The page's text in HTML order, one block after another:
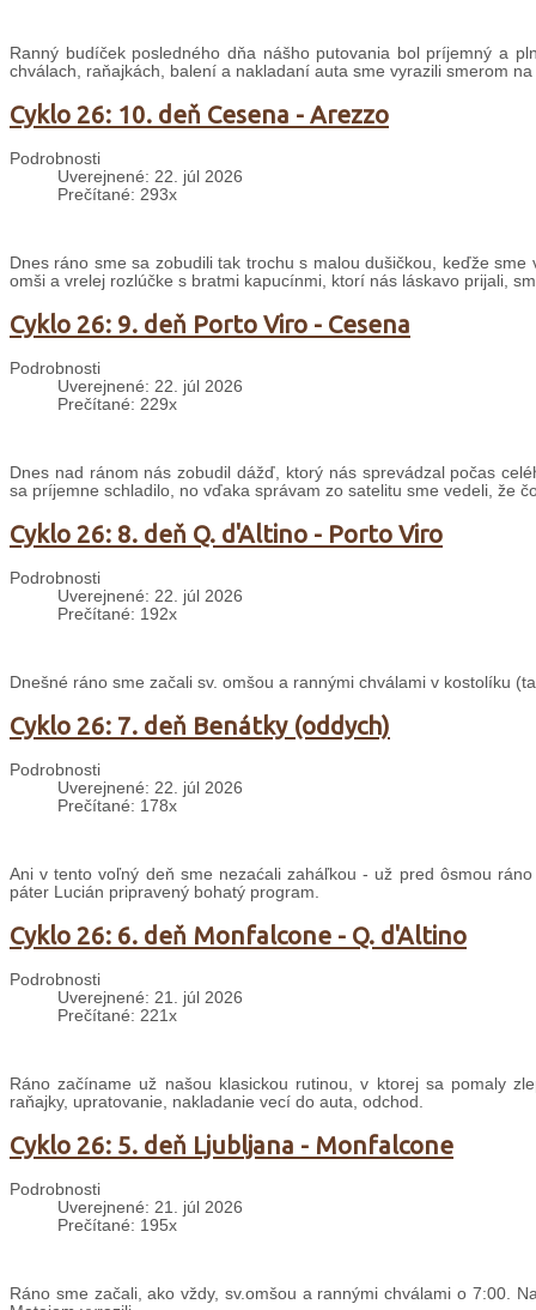
Ranný budíček posledného dňa nášho putovania bol príjemný a
chválach, raňajkách, balení a nakladaní auta sme vyrazili smerom
Cyklo 26: 10. deň Cesena - Arezzo
Podrobnosti
Uverejnené: 22. júl 2026
Prečítané: 293x
Dnes ráno sme sa zobudili tak trochu s malou dušičkou, keďže
omši a vrelej rozlúčke s bratmi kapucínmi, ktorí nás láskavo prijali,
Cyklo 26: 9. deň Porto Viro - Cesena
Podrobnosti
Uverejnené: 22. júl 2026
Prečítané: 229x
Dnes nad ránom nás zobudil dážď, ktorý nás sprevádzal počas
sa príjemne schladilo, no vďaka správam zo satelitu sme vedeli, že
Cyklo 26: 8. deň Q. d'Altino - Porto Viro
Podrobnosti
Uverejnené: 22. júl 2026
Prečítané: 192x
Dnešné ráno sme začali sv. omšou a rannými chválami v kostolíku
Cyklo 26: 7. deň Benátky (oddych)
Podrobnosti
Uverejnené: 22. júl 2026
Prečítané: 178x
Ani v tento voľný deň sme nezaćali zaháľkou - už pred ôsmou
páter Lucián pripravený bohatý program.
Cyklo 26: 6. deň Monfalcone - Q. d'Altino
Podrobnosti
Uverejnené: 21. júl 2026
Prečítané: 221x
Ráno začíname už našou klasickou rutinou, v ktorej sa pomaly
raňajky, upratovanie, nakladanie vecí do auta, odchod.
Cyklo 26: 5. deň Ljubljana - Monfalcone
Podrobnosti
Uverejnené: 21. júl 2026
Prečítané: 195x
Ráno sme začali, ako vždy, sv.omšou a rannými chválami o 7:00.